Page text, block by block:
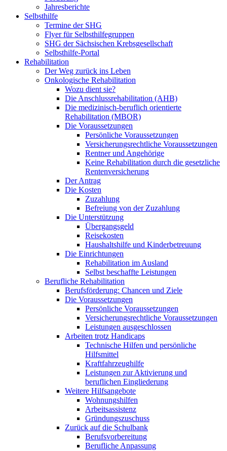
Jahresberichte
Selbsthilfe
Termine der SHG
Flyer für Selbsthilfegruppen
SHG der Sächsischen Krebsgesellschaft
Selbsthilfe-Portal
Rehabilitation
Der Weg zurück ins Leben
Onkologische Rehabilitation
Wozu dient sie?
Die Anschlussrehabilitation (AHB)
Die medizinisch-beruflich orientierte
Rehabilitation (MBOR)
Die Voraussetzungen
Persönliche Voraussetzungen
Versicherungsrechtliche Voraussetzungen
Rentner und Angehörige
Keine Rehabilitation durch die gesetzliche
Rentenversicherung
Der Antrag
Die Kosten
Zuzahlung
Befreiung von der Zuzahlung
Die Unterstützung
Übergangsgeld
Reisekosten
Haushaltshilfe und Kinderbetreuung
Die Einrichtungen
Rehabilitation im Ausland
Selbst beschaffte Leistungen
Berufliche Rehabilitation
Berufsförderung: Chancen und Ziele
Die Voraussetzungen
Persönliche Voraussetzungen
Versicherungsrechtliche Voraussetzungen
Leistungen ausgeschlossen
Arbeiten trotz Handicaps
Technische Hilfen und persönliche
Hilfsmittel
Kraftfahrzeughilfe
Leistungen zur Aktivierung und
beruflichen Eingliederung
Weitere Hilfsangebote
Wohnungshilfen
Arbeitsassistenz
Gründungszuschuss
Zurück auf die Schulbank
Berufsvorbereitung
Berufliche Anpassung